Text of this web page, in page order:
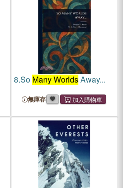
8.So Many WorldsAway...
無庫存